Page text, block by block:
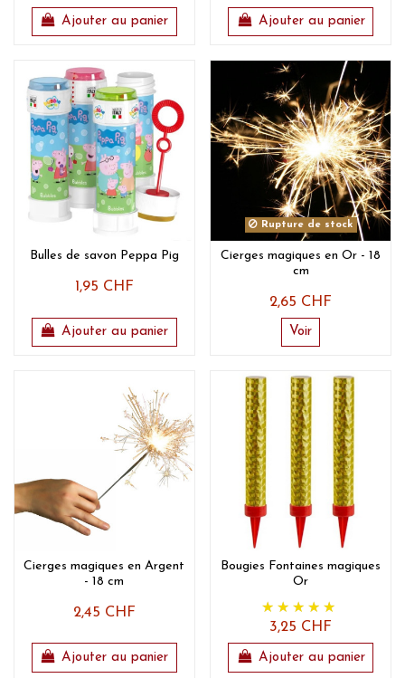
Ajouter au panier Ajouter au panier
Bulles de savon Peppa Pig
1,95 CHF
Ajouter au panier
Rupture de stock
Cierges magiques en Or - 18
cm
2,65 CHF
Voir
Cierges magiques en Argent
- 18 cm
2,45 CHF
Ajouter au panier
Bougies Fontaines magiques
Or
3,25 CHF
Ajouter au panier